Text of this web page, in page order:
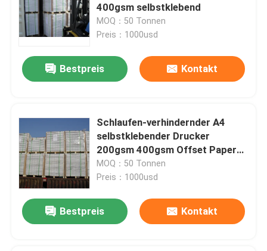
400gsm selbstklebend
MOQ：50 Tonnen
Preis：1000usd
Bestpreis Kontakt
Schlaufen-verhindernder A4
selbstklebender Drucker
200gsm 400gsm Offset Paper
Printing
MOQ：50 Tonnen
Preis：1000usd
Bestpreis Kontakt